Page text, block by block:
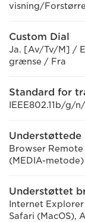
visning/
Custom Dial
Ja. [Av/Tv/M] /
grænse / Fra
Standard for
IEEE802.11b/g/
Browser
(MEDIA-metode)
Understøttet
Internet
Safari (MacOS),